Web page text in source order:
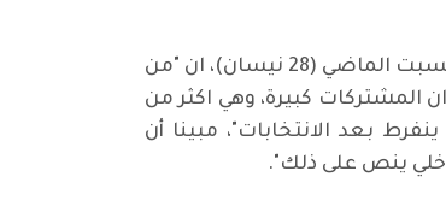
وفي السياق، قال سكرتير اللجنة المركزية للحزب الشيوعي العراقي، خلال تضييفه من قبل نقابة السادة الاشراف، السبت الماضي (28 نيسان)، ان "من
المشتركات كبيرة، وهي اكثر من
بعد الانتخابات"، مبينا أن
ينص على ذلك".